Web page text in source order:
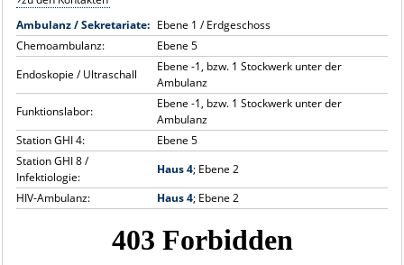
Ambulanz / Sekretariate: Ebene 1 / Erdgeschoss
Chemoambulanz:
Ebene 5
Endoskopie / Ultraschall
Ebene -1, bzw. 1 Stockwerk unter der
Ambulanz
Funktionslabor:
Ebene -1, bzw. 1 Stockwerk unter der
Ambulanz
Station GHI 4:
Ebene 5
Station GHI 8 /
Infektiologie:
Haus 4; Ebene 2
HIV-Ambulanz:
Haus 4; Ebene 2